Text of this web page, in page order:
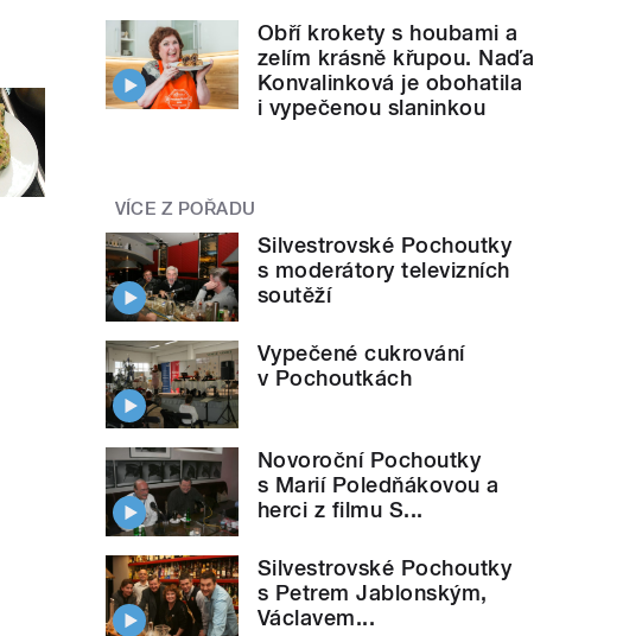
Obří krokety s houbami a
zelím krásně křupou. Naďa
Konvalinková je obohatila
i vypečenou slaninkou
VÍCE Z POŘADU
Silvestrovské Pochoutky
s moderátory televizních
soutěží
Vypečené cukrování
v Pochoutkách
Novoroční Pochoutky
s Marií Poledňákovou a
herci z filmu S...
Silvestrovské Pochoutky
s Petrem Jablonským,
Václavem...